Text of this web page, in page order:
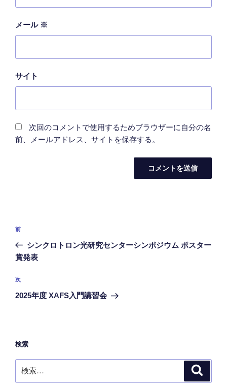
メール ※
サイト
次回のコメントで使用するためブラウザーに自分の名
前、メールアドレス、サイトを保存する。
投
ナ
ゲ
ー
前
の
投
前
シンクロトロン光研究センターシンポジウム ポスター
賞発表
次
の
次
2025年度 XAFS入門講習会
検索
索: